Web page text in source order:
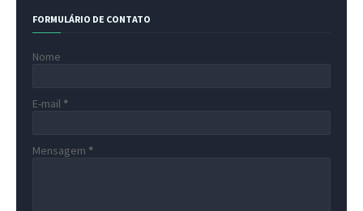
FORMULÁRIO DE CONTATO
Nome
E-mail *
Mensagem *